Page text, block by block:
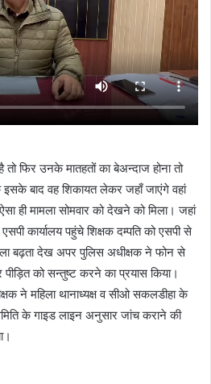
फिर उनके मातहतों का बेअन्दाज होना तो
इसके बाद वह शिकायत लेकर जहाँ जाएंगे वहां
ही मामला सोमवार को देखने को मिला। जहां
कार्यालय पहुंचे शिक्षक दम्पति को एसपी से
बढ़ता देख अपर पुलिस अधीक्षक ने फोन से
को सन्तुष्ट करने का प्रयास किया।
ने महिला थानाध्यक्ष व सीओ सकलडीहा के
के गाइड लाइन अनुसार जांच कराने की